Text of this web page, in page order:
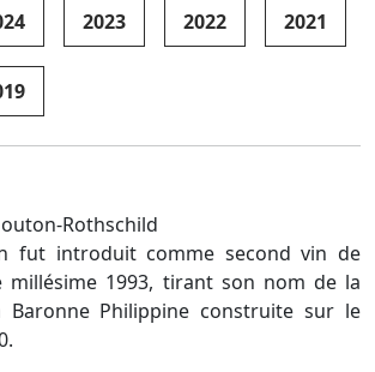
2023 2022 2021
Rothschild
fut introduit comme second vin de
1993, tirant son nom de la
Baronne Philippine construite sur le